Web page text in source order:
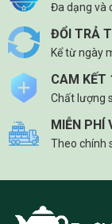
Đa dạng và
ĐỔI TRẢ
Kể từ ngày
CAM KẾT
Chất lượng
MIỄN PHÍ
Theo chính